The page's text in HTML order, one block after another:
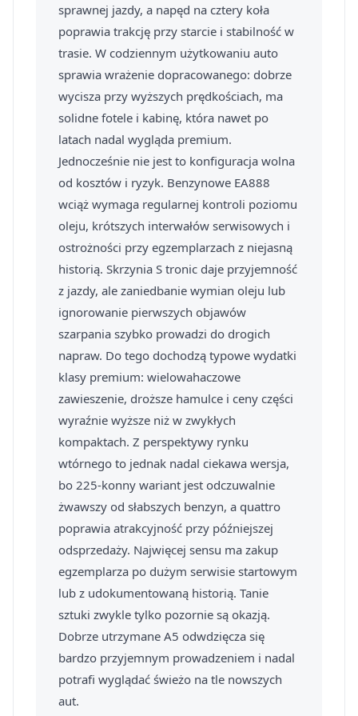
sprawnej jazdy, a napęd na cztery koła
poprawia trakcję przy starcie i stabilność w
trasie. W codziennym użytkowaniu auto
sprawia wrażenie dopracowanego: dobrze
wycisza przy wyższych prędkościach, ma
solidne fotele i kabinę, która nawet po
latach nadal wygląda premium.
Jednocześnie nie jest to konfiguracja wolna
od kosztów i ryzyk. Benzynowe EA888
wciąż wymaga regularnej kontroli poziomu
oleju, krótszych interwałów serwisowych i
ostrożności przy egzemplarzach z niejasną
historią. Skrzynia S tronic daje przyjemność
z jazdy, ale zaniedbanie wymian oleju lub
ignorowanie pierwszych objawów
szarpania szybko prowadzi do drogich
napraw. Do tego dochodzą typowe wydatki
klasy premium: wielowahaczowe
zawieszenie, droższe hamulce i ceny części
wyraźnie wyższe niż w zwykłych
kompaktach. Z perspektywy rynku
wtórnego to jednak nadal ciekawa wersja,
bo 225-konny wariant jest odczuwalnie
żwawszy od słabszych benzyn, a quattro
poprawia atrakcyjność przy późniejszej
odsprzedaży. Najwięcej sensu ma zakup
egzemplarza po dużym serwisie startowym
lub z udokumentowaną historią. Tanie
sztuki zwykle tylko pozornie są okazją.
Dobrze utrzymane A5 odwdzięcza się
bardzo przyjemnym prowadzeniem i nadal
potrafi wyglądać świeżo na tle nowszych
aut.